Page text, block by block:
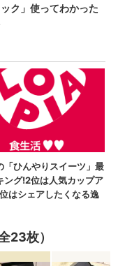
23枚）